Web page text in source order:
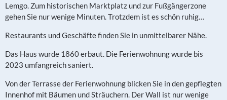
Lemgo. Zum historischen Marktplatz und zur Fußgängerzone
gehen Sie nur wenige Minuten. Trotzdem ist es schön ruhig…
Restaurants und Geschäfte finden Sie in unmittelbarer Nähe.
Das Haus wurde 1860 erbaut. Die Ferienwohnung wurde bis
2023 umfangreich saniert.
Von der Terrasse der Ferienwohnung blicken Sie in den gepflegten
Innenhof mit Bäumen und Sträuchern. Der Wall ist nur wenige